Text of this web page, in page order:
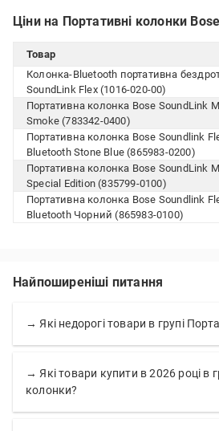
Ціни на Портативні колонки Bose
Товар
Колонка-Bluetooth портативна
SoundLink Flex (1016-020-00)
Портативна колонка Bose SoundLink
Smoke (783342-0400)
Портативна колонка Bose Soundlink
Bluetooth Stone Blue (865983-0200)
Портативна колонка Bose SoundLink
Special Edition (835799-0100)
Портативна колонка Bose Soundlink
Bluetooth Чорний (865983-0100)
Найпоширеніші питання
→ Які недорогі товари в групі
→ Які товари купити в 2026 році в
колонки?